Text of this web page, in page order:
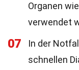
Organen
verwendet
07
In der
schnellen